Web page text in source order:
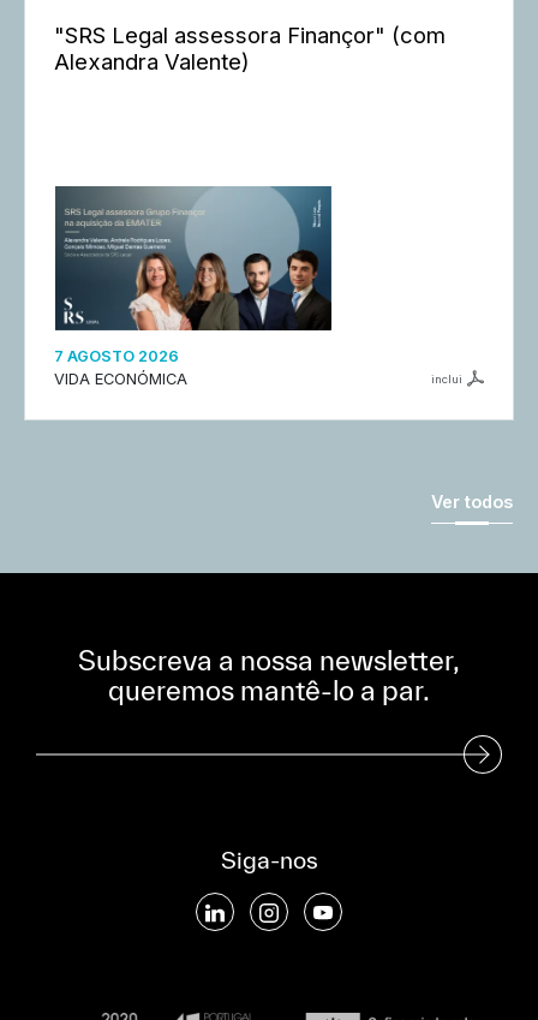
"SRS Legal assessora Finançor" (com
Alexandra Valente)
7 AGOSTO 2026
VIDA ECONÓMICA
inclui
Ver todos
Subscreva a nossa newsletter,
queremos mantê-lo a par.
Subscreva a nossa Newsletter
Siga-nos